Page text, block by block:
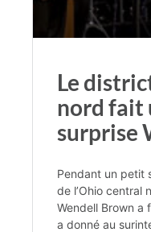
Le
nord fait
surprise
Pendant un petit
de l’Ohio central
Wendell Brown a
a donné au